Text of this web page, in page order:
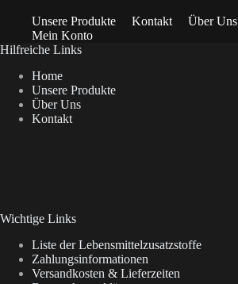
Unsere Produkte Kontakt
Über Uns
Mein Konto
Hilfreiche Links
Home
Unsere Produkte
Über Uns
Kontakt
Wichtige Links
Liste der Lebensmittelzusatzstoffe
Zahlungsinformationen
Versandkosten & Lieferzeiten